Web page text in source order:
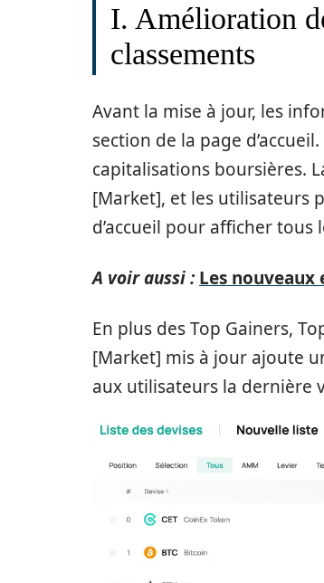
I. Amélioration
classements
Avant la mise à jour, les
section de la page
capitalisations boursières.
[Market], et les utilisateurs
d’accueil pour afficher tous
A voir aussi : Les nouveaux
En plus des Top Gainers,
[Market] mis à jour ajoute
aux utilisateurs la dernière